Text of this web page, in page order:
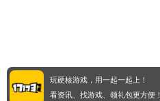
玩硬核游戏，用一起一起上！
看资讯、找游戏、领礼包更方便！